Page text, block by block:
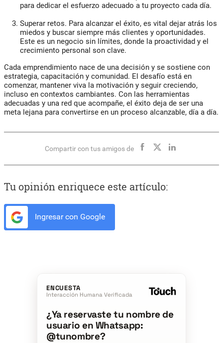
para dedicar el esfuerzo adecuado a tu proyecto cada día.
Superar retos. Para alcanzar el éxito, es vital dejar atrás los
miedos y buscar siempre más clientes y oportunidades.
Este es un negocio sin límites, donde la proactividad y el
crecimiento personal son clave.
Cada emprendimiento nace de una decisión y se sostiene con
estrategia, capacitación y comunidad. El desafío está en
comenzar, mantener viva la motivación y seguir creciendo,
incluso en contextos cambiantes. Con las herramientas
adecuadas y una red que acompañe, el éxito deja de ser una
meta lejana para convertirse en un proceso alcanzable, día a día.
Compartir con tus amigos de
Tu opinión enriquece este artículo:
Ingresar con Google
ENCUESTA
Interacción Humana Verificada
¿Ya reservaste tu nombre de
usuario en Whatsapp:
@tunombre?